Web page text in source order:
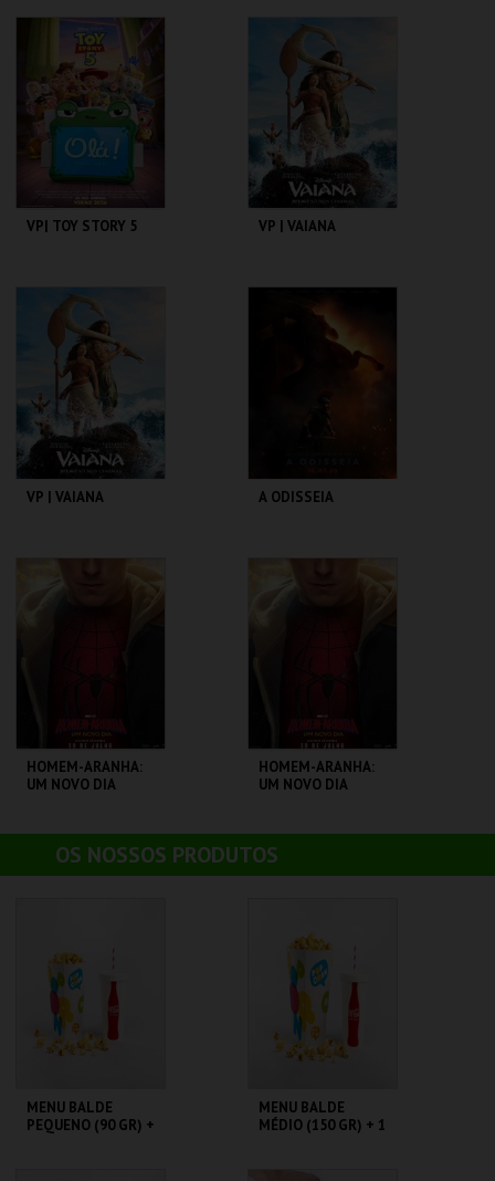
CINEMAS CINEMAX
PENAFIEL
MAIS INFO
COMPRAR
CINEMAS CINEMAX
PENAFIEL
MAIS INFO
COMPRAR
VP| TOY STORY 5
CINEMAS CINEMAX
PENAFIEL
MAIS INFO
COMPRAR
VP | VAIANA
PENAFIEL
MAIS INFO
VP | VAIANA A ODISSEIA
HOMEM-ARANHA:
UM NOVO DIA
CINEMAS CINEMAX
PENAFIEL
COMPRAR
HOMEM-ARANHA:
UM NOVO DIA
CINEMAS CINEMAX
PENAFIEL
COMPRAR
OS NOSSOS PRODUTOS
MENU BALDE
PEQUENO (90 GR) +
MENU BALDE
MÉDIO (150 GR) + 1